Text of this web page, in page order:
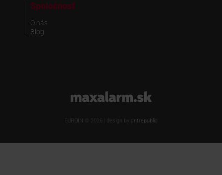
Spoločnosť
O nás
Blog
www.maxalarm.sk
EUROIN © 2026 | design by antrepublic